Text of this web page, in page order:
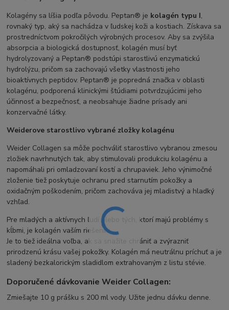
Kolagény sa líšia podľa pôvodu. Peptan® je kolagén typu I,
rovnaký typ, aký sa nachádza v ľudskej koži a kostiach. Získava sa
prostredníctvom pokročilých výrobných procesov. Aby sa zvýšila
absorpcia a biologická dostupnosť, kolagén musí byť
hydrolyzovaný a Peptan® podstúpi starostlivú enzymatickú
hydrolýzu, pričom sa zachovajú všetky vlastnosti jeho
bioaktívnych peptidov. Peptan® je popredná značka v oblasti
kolagénu, podporená klinickými štúdiami potvrdzujúcimi jeho
účinnosť a bezpečnosť, a neobsahuje žiadne prísady ani
konzervačné látky.
Weiderove starostlivo vybrané zložky kolagénu
Weider Collagen sa môže pochváliť starostlivo vybranou zmesou
zložiek navrhnutých tak, aby stimulovali produkciu kolagénu a
napomáhali pri omladzovaní kostí a chrupaviek. Jeho výnimočné
zloženie tiež poskytuje ochranu pred starnutím pokožky a
oxidačným poškodením, pričom zachováva jej mladistvý a hladký
vzhľad.
Pre mladých a aktívnych ľudí alebo tých, ktorí majú problémy s
kĺbmi, je kolagén vaším riešením.
Je to tiež ideálna voľba, ak sa snažíte chrániť a zvýrazniť
prirodzenú krásu vašej pokožky. Kolagén má neutrálnu príchuť a je
sladený bezkalorickým sladidlom extrahovaným z listu stévie.
Doporučené dávkovanie Weider Collagen:
Zmiešajte 10 g prášku s 200 ml vody. Užite jednu dávku denne.